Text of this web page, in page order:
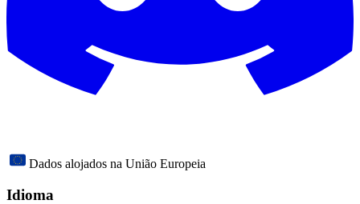
Dados alojados na União Europeia
Idioma